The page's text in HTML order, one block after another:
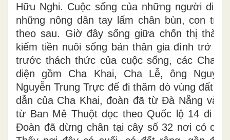
Hữu Nghi. Cuộc sống của những người di
những nông dân tay lấm chân bùn, con
theo sau. Giờ đây sống giữa chốn thị
kiếm tiền nuôi sống bản thân gia đình trở
trước thách thức của cuộc sống, các Cha
diện gồm Cha Khai, Cha Lễ, ông
Nguyễn Trung Trực để đi thăm dò vùng đất
dẫn của Cha Khai, đoàn đã từ Đà Nẵng vào
từ Ban Mê Thuột dọc theo Quốc lộ 14 đi
Đoàn đã dừng chân tại cây số 32 nơi có con